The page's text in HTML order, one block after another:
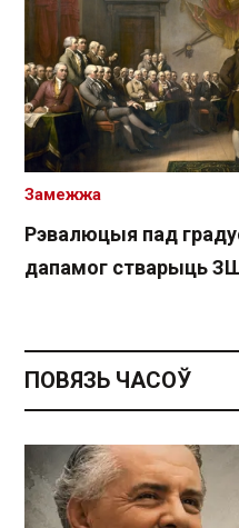
Рэвалюцыя пад
дапамог стварыць
Замежжа
ПОВЯЗЬ ЧАСОЎ